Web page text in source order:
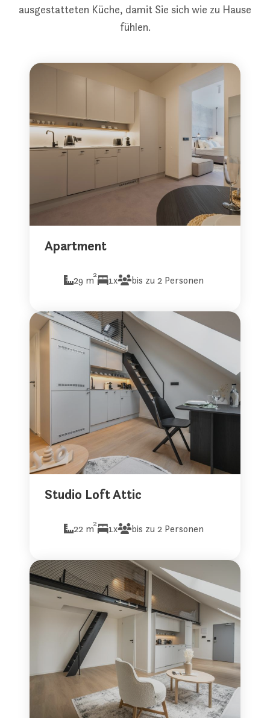
ausgestatteten Küche, damit Sie sich wie zu Hause
fühlen.
Apartment
29 m2 1x bis zu 2 Personen
Studio Loft Attic
22 m2 1x bis zu 2 Personen